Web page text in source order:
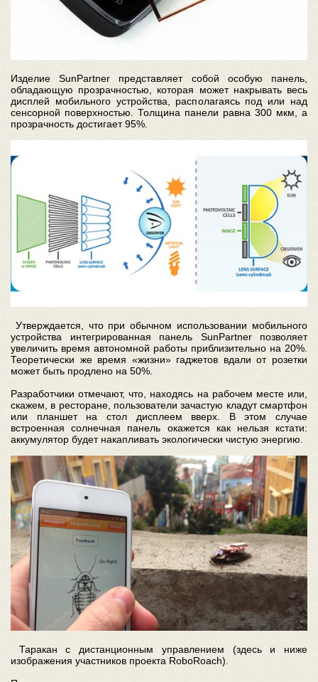
Изделие SunPartner представляет собой особую панель,
обладающую прозрачностью, которая может накрывать весь
дисплей мобильного устройства, располагаясь под или над
сенсорной поверхностью. Толщина панели равна 300 мкм, а
прозрачность достигает 95%.
Утверждается, что при обычном использовании мобильного
устройства интегрированная панель SunPartner позволяет
увеличить время автономной работы приблизительно на 20%.
Теоретически же время «жизни» гаджетов вдали от розетки
может быть продлено на 50%.
Разработчики отмечают, что, находясь на рабочем месте или,
скажем, в ресторане, пользователи зачастую кладут смартфон
или планшет на стол дисплеем вверх. В этом случае
встроенная солнечная панель окажется как нельзя кстати:
аккумулятор будет накапливать экологически чистую энергию.
Таракан с дистанционным управлением (здесь и ниже
изображения участников проекта RoboRoach).